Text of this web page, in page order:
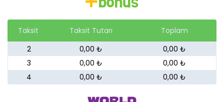
Taksit Taksit Tutarı
Toplam
2
0,00 ₺
0,00 ₺
3
0,00 ₺
0,00 ₺
4
0,00 ₺ 0,00 ₺